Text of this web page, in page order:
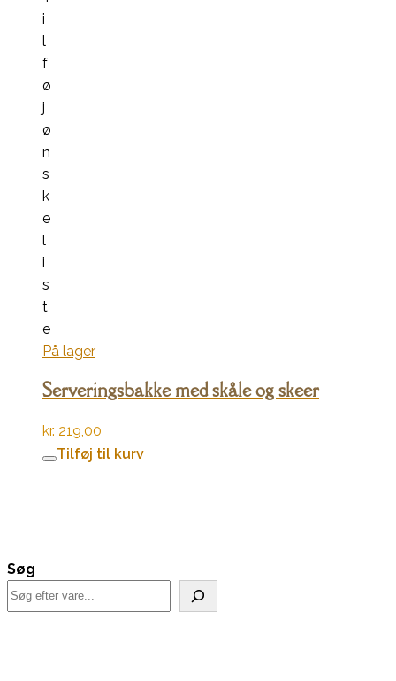
i
l
f
ø
j
ø
n
s
k
e
l
i
s
t
e
På lager
Serveringsbakke med skåle og skeer
kr. 219,00
Tilføj til kurv
Søg